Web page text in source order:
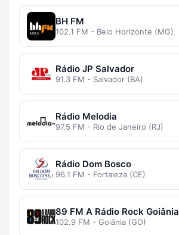
BH FM
102.1 FM - Belo Horizonte (MG)
Rádio JP Salvador
91.3 FM - Salvador (BA)
Rádio Melodia
97.5 FM - Rio de Janeiro (RJ)
Rádio Dom Bosco
96.1 FM - Fortaleza (CE)
89 FM A Rádio Rock Goiânia
102.9 FM - Goiânia (GO)